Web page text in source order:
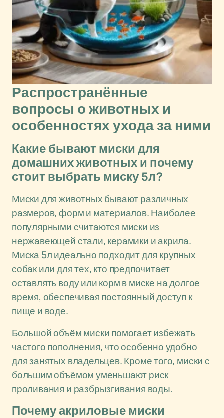
Распространённые
вопросы о животных и
особенностях ухода за ними
Какие бывают миски для
домашних животных и почему
стоит выбрать миску 5л?
Миски для животных бывают различных
размеров, форм и материалов. Наиболее
популярными считаются миски из
нержавеющей стали, керамики и акрила.
Миска 5л идеально подходит для крупных
собак или для тех, кто предпочитает
оставлять воду или корм в миске на долгое
время, обеспечивая постоянный доступ к
пище и воде.
Большой объём миски помогает избежать
частого пополнения, что особенно удобно
для занятых владельцев. Кроме того, миски с
большим объёмом уменьшают риск
проливания и разбрызгивания воды.
Почему акриловые миски